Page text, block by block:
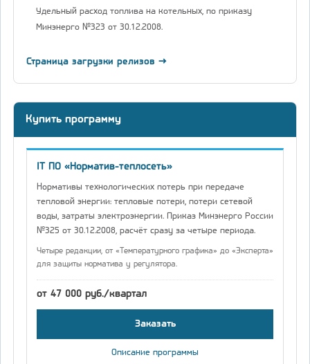
Удельный расход топлива на котельных, по приказу
Минэнерго №323 от 30.12.2008.
Страница загрузки релизов →
Купить программу
IT ПО «Норматив-теплосеть»
Нормативы технологических потерь при передаче
тепловой энергии: тепловые потери, потери сетевой
воды, затраты электроэнергии. Приказ Минэнерго России
№325 от 30.12.2008, расчёт сразу за четыре периода.
Четыре редакции, от «Температурного графика» до «Эксперта»
для защиты норматива у регулятора.
от 47 000 руб./квартал
Заказать
Описание программы